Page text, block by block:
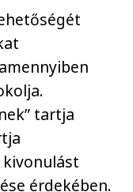
tartja
érdekében.